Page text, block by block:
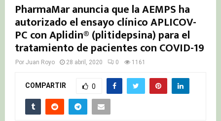
PharmaMar anuncia que la AEMPS ha
autorizado el ensayo clínico APLICOV-
PC con Aplidin® (plitidepsina) para el
tratamiento de pacientes con COVID-19
Por Juan Royo 28 abril, 2020 0 1161
COMPARTIR 0